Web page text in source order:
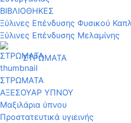
ΒΙΒΛΙΟΘΗΚΕΣ
Ξύλινες Επένδυσης Φυσικού
Ξύλινες Επένδυσης Μελαμίνης
ΣΤΡΩΜΑΤΑ
ΣΤΡΩΜΑΤΑ
ΑΞΕΣΟΥΑΡ ΥΠΝΟΥ
Μαξιλάρια ύπνου
Προστατευτικά υγιεινής